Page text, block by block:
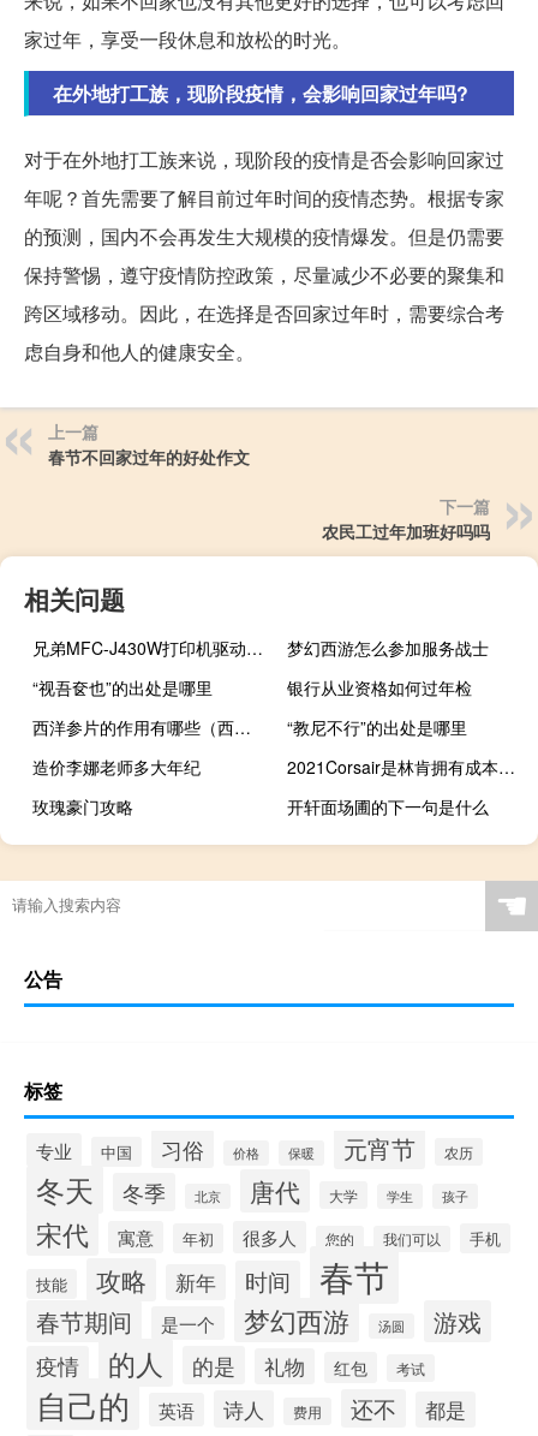
家过年，享受一段休息和放松的时光。
在外地打工族，现阶段疫情，会影响回家过年吗?
对于在外地打工族来说，现阶段的疫情是否会影响回家过
年呢？首先需要了解目前过年时间的疫情态势。根据专家
的预测，国内不会再发生大规模的疫情爆发。但是仍需要
保持警惕，遵守疫情防控政策，尽量减少不必要的聚集和
跨区域移动。因此，在选择是否回家过年时，需要综合考
虑自身和他人的健康安全。
上一篇
春节不回家过年的好处作文
下一篇
农民工过年加班好吗吗
相关问题
兄弟MFC-J430W打印机驱动 V1.43.62 官方版（兄弟MFC-J430W打印机驱动 V1.43.62 官方版功能简介）
梦幻西游怎么参加服务战士
“视吾奁也”的出处是哪里
银行从业资格如何过年检
西洋参片的作用有哪些（西洋参片）
“教尼不行”的出处是哪里
造价李娜老师多大年纪
2021Corsair是林肯拥有成本最低的途径
玫瑰豪门攻略
开轩面场圃的下一句是什么
☚
公告
标签
专业 中国 习俗 价格 保暖 元宵节 农历
冬天 冬季 北京 唐代 大学 学生 孩子
宋代 寓意 年初 很多人 您的 我们可以
手机
技能
攻略 新年 时间 春节
春节期间 是一个 梦幻西游 汤圆 游戏
疫情 的人 的是 礼物 红包 考试
自己的 英语 诗人 费用 还不 都是